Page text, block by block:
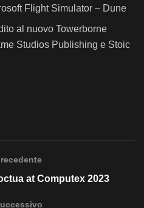
Flight Simulator – Dune
al nuovo Towerborne
Studios Publishing e Stoic
at Computex 2023